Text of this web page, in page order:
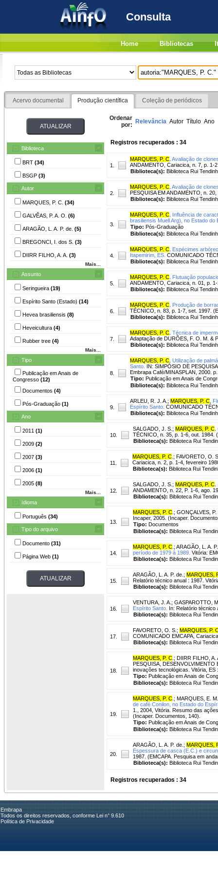
Consulta
Home Bibliotecas
Acervo documental Produção científica Coleção de periódicos
Biblioteca
BRT (34)
BSGP (3)
Autor
MARQUES, P. C. (34)
GALVÊAS, P. A. O. (6)
ARAGÃO, L. A. P. de. (5)
BREGONCI, I. dos S. (3)
DIIRR FILHO, A. A. (3)
Mais...
Assunto
Seringueira (19)
Espírito Santo (Estado) (14)
Hevea brasiliensis (8)
Heveicultura (4)
Rubber tree (4)
Mais...
Tipo
Publicação em Anais de
Congresso (12)
Documentos (4)
Pós-Graduação (1)
Ano
2011 (1)
2009 (2)
2007 (3)
2006 (1)
2005 (8)
Mais...
Idioma
Português (34)
Tipo do arquivo
Documento (31)
Página Web (1)
Ordenar
por: Relevância Autor Título Ano
Registros recuperados : 34
1.
MARQUES, P. C Avaliação de
ANDAMENTO, Cariacica, n. 7, p. 1-
Biblioteca(s): Biblioteca Rui
2.
MARQUES, P. C Avaliação de
PESQUISA EM ANDAMENTO, n.
Biblioteca(s): Biblioteca Rui
3.
MARQUES, P. C Influência de
brasiliensis Muell Arg), no Estado do
Tipo: Pós-Graduação
Biblioteca(s): Biblioteca Rui
4.
MARQUES, P. C Espécimes
Itapemirim, ES. COMUNICADO
Biblioteca(s): Biblioteca Rui
5.
MARQUES, P. C Flutuação
ANDAMENTO, Cariacica, n. 01, p.
Biblioteca(s): Biblioteca Rui
6.
MARQUES, P. C Produção de
TÉCNICO, n. 83, p. 1-7, set. 1997.
Biblioteca(s): Biblioteca Rui
7.
MARQUES, P. C Técnica de
Adaptação de DURÕES, F. O. M. &
Biblioteca(s): Biblioteca Rui
8.
MARQUES, P. C Utilização de
Santo. IN: SIMPÓSIO DE
Embrapa Café/MINASPLAN, 2000.
Tipo: Publicação em Anais de
Biblioteca(s): Biblioteca Rui
9.
ARLEU, R. J. A. ; MARQUES, P. C
Espírito Santo. COMUNICADO
Biblioteca(s): Biblioteca Rui
10.
SALGADO, J. S. ; MARQUES, P. C
TÉCNICO, n. 35, p. 1-6, out. 1984.
Biblioteca(s): Biblioteca Rui
11.
MARQUES, P. C ; FAVORETO, O.
Cariacica, n. 2, p. 1-4, fevereiro
Biblioteca(s): Biblioteca Rui
12.
SALGADO, J. S. ; MARQUES, P. C
ANDAMENTO, n. 22, P. 1-6, ago.
Biblioteca(s): Biblioteca Rui
13.
MARQUES, P. C ; GONÇALVES, P.
Incaper, 2005. (Incaper.
Tipo: Documentos
Biblioteca(s): Biblioteca Rui
14.
MARQUES, P. C ; ARAGÃO, L. A.
período de 1979 à 1989. Vitória:
Biblioteca(s): Biblioteca Rui
15.
ARAGÃO, L. A. P. de. ; MARQUES,
Relatório técnico anual : 1987.
Biblioteca(s): Biblioteca Rui
16.
VENTURA, J. A. ; GASPAROTTO,
Espírito Santo. In: Relatório técnico
Biblioteca(s): Biblioteca Rui
17.
FAVORETO, O. S. ; MARQUES, P.
COMUNICADO EMCAPA,
Biblioteca(s): Biblioteca Rui
18.
MARQUES, P. C ; DIIRR FILHO, A.
PESQUISA,
inovações tecnológicas. Vitória,
Tipo: Publicação em Anais de
Biblioteca(s): Biblioteca Rui
19.
MARQUES, P. C ; MARQUES, E.
de café Conilon, no Estado do
1., 2004, Vitória. Resumo das
(Incaper. Documentos, 140).
Tipo: Publicação em Anais de
Biblioteca(s): Biblioteca Rui
20.
ARAGÃO, L. A. P. de. ; MARQUES,
Espessura de casca (E.C.) e
1987. (EMCAPA. Pesquisa em
Biblioteca(s): Biblioteca Rui
Registros recuperados : 34
Embrapa
Todos os direitos reservados, conforme Lei n° 9.610
Política de Privacidade